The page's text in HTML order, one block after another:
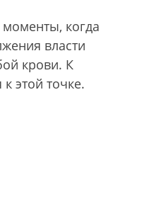
когда
власти
крови. К
этой точке.